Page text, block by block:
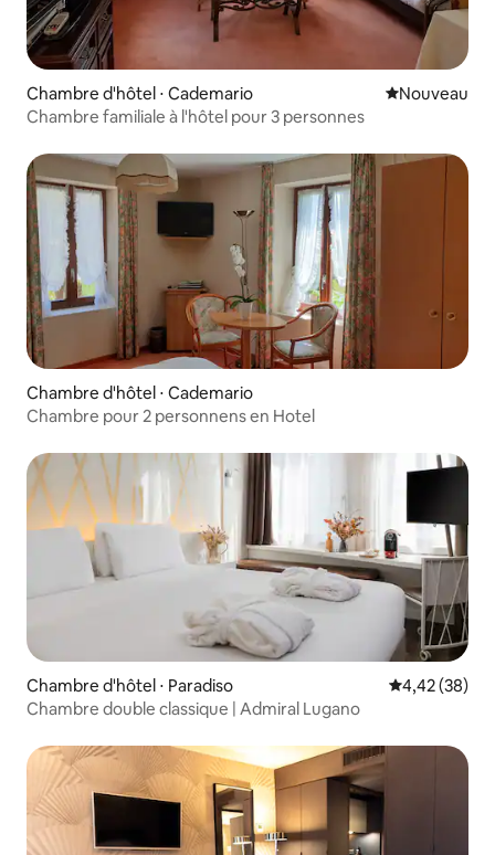
Chambre d'hôtel ⋅ Cademario Nouvel
Nouveau
Chambre familiale à l'hôtel pour 3 personnes
Chambre d'hôtel ⋅ Cademario
Chambre pour 2 personnens en Hotel
Chambre d'hôtel ⋅ Paradiso Évaluation
4,42 (38)
Chambre double classique | Admiral Lugano